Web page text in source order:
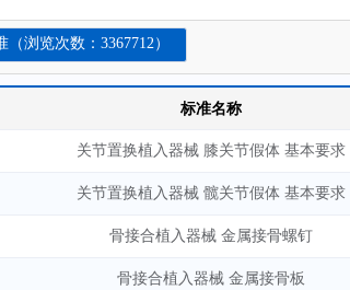
浏览次数：3367712）
标准名称
关节置换植入器械 膝关节假体 基本要求
关节置换植入器械 髋关节假体 基本要求
骨接合植入器械 金属接骨螺钉
骨接合植入器械 金属接骨板